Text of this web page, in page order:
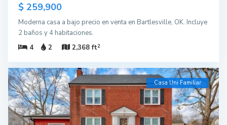
$ 259,900
Moderna casa a bajo precio en venta en Bartlesville, OK. Incluye
2 baños y 4 habitaciones.
4
2 2,368 ft2
Casa Uni Familiar